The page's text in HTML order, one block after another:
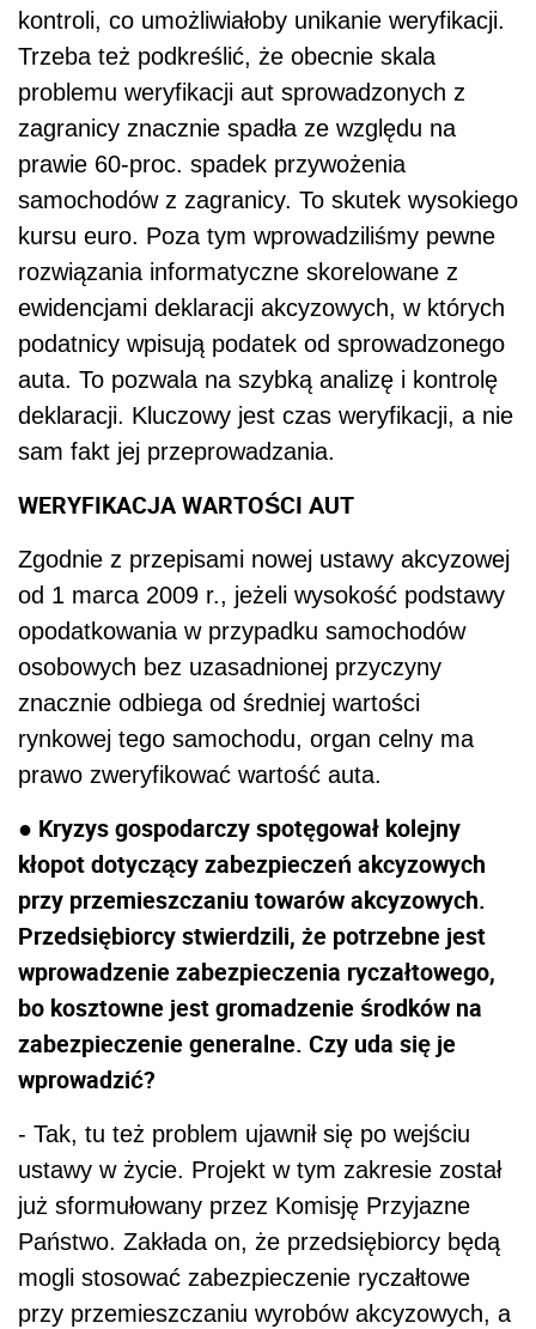
kontroli, co umożliwiałoby unikanie weryfikacji.
Trzeba też podkreślić, że obecnie skala
problemu weryfikacji aut sprowadzonych z
zagranicy znacznie spadła ze względu na
prawie 60-proc. spadek przywożenia
samochodów z zagranicy. To skutek wysokiego
kursu euro. Poza tym wprowadziliśmy pewne
rozwiązania informatyczne skorelowane z
ewidencjami deklaracji akcyzowych, w których
podatnicy wpisują podatek od sprowadzonego
auta. To pozwala na szybką analizę i kontrolę
deklaracji. Kluczowy jest czas weryfikacji, a nie
sam fakt jej przeprowadzania.
WERYFIKACJA WARTOŚCI AUT
Zgodnie z przepisami nowej ustawy akcyzowej
od 1 marca 2009 r., jeżeli wysokość podstawy
opodatkowania w przypadku samochodów
osobowych bez uzasadnionej przyczyny
znacznie odbiega od średniej wartości
rynkowej tego samochodu, organ celny ma
prawo zweryfikować wartość auta.
● Kryzys gospodarczy spotęgował kolejny
kłopot dotyczący zabezpieczeń akcyzowych
przy przemieszczaniu towarów akcyzowych.
Przedsiębiorcy stwierdzili, że potrzebne jest
wprowadzenie zabezpieczenia ryczałtowego,
bo kosztowne jest gromadzenie środków na
zabezpieczenie generalne. Czy uda się je
wprowadzić?
- Tak, tu też problem ujawnił się po wejściu
ustawy w życie. Projekt w tym zakresie został
już sformułowany przez Komisję Przyjazne
Państwo. Zakłada on, że przedsiębiorcy będą
mogli stosować zabezpieczenie ryczałtowe
przy przemieszczaniu wyrobów akcyzowych, a